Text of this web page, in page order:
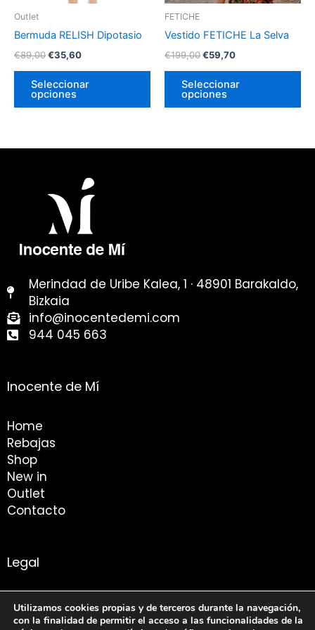
Outlet
Bermuda RELISH Dipotasio
€89,00€35,60
Seleccionar
opciones
producto
FETICHE
Vestido FETICHE La Selva
€199,00€59,70
Seleccionar
opciones
Merindad de Uribe Kalea, 1 · 48901 Barakaldo,
Bizkaia
info@inocentedemi.com
944 045 663
Inocente de Mí
Home
Rebajas
Shop
New in
Outlet
Contacto
Legal
Aviso Legal
Condiciones de compra
Utilizamos cookies propias y de terceros durante la navegación,
con la finalidad de permitir el acceso a las funcionalidades de la